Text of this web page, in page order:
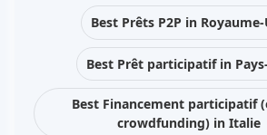
Best Prêts P2P in
Best Prêt participatif in
Best Financement participatif
crowdfunding) in Italie